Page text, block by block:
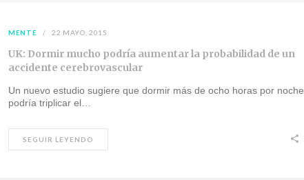
MENTE 22 MAYO, 2015
UK: Dormir mucho podría aumentar la probabilidad de un
accidente cerebrovascular
Un nuevo estudio sugiere que dormir más de ocho horas por noche
podría triplicar el…
SEGUIR LEYENDO